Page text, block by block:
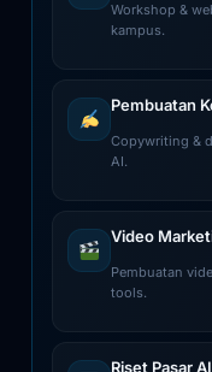
Workshop &
kampus.
Pembuatan
Copywriting &
AI.
Video
Pembuatan
tools.
Riset Pasar AI